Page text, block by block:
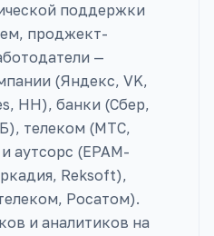
поддержки
проджект-
—
(Яндекс, VK,
HH), банки (Сбер,
телеком (МТС,
аутсорс (EPAM-
Reksoft),
Росатом).
и аналитиков на